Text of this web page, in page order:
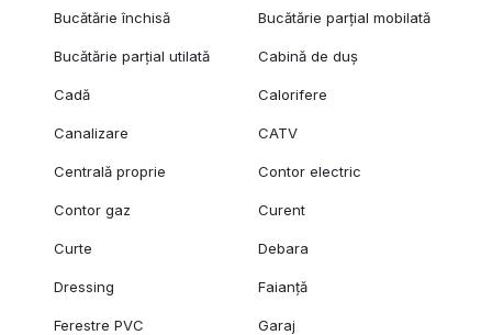
Bucătărie închisă Bucătărie parțial mobilată
Bucătărie parțial utilată Cabină de duș
Cadă Calorifere
Canalizare CATV
Centrală proprie Contor electric
Contor gaz Curent
Curte Debara
Dressing Faianță
Ferestre PVC Garaj